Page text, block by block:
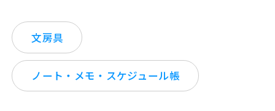
文房具
ノート・メモ・スケジュール帳